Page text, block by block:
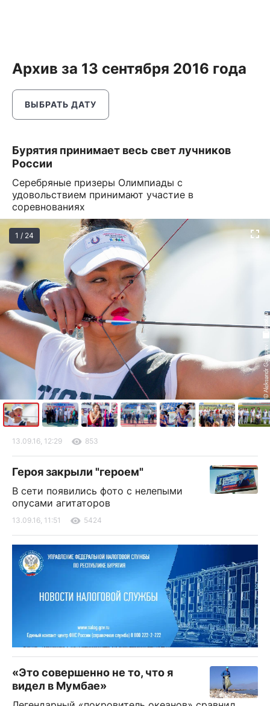
Архив за 13 сентября 2016 года
ВЫБРАТЬ ДАТУ
Бурятия принимает весь свет лучников
России
Серебряные призеры Олимпиады с
удовольствием принимают участие в
соревнованиях
1 / 24
13.09.16, 12:29 853
Героя закрыли "героем"
В сети появились фото с нелепыми
опусами агитаторов
13.09.16, 11:51 5424
«Это совершенно не то, что я
видел в Мумбае»